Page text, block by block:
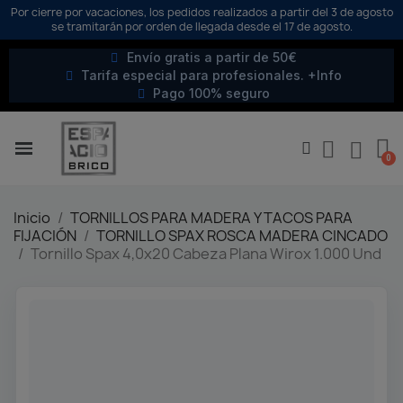
Por cierre por vacaciones, los pedidos realizados a partir del 3 de agosto
se tramitarán por orden de llegada desde el 17 de agosto.
Envío gratis a partir de 50€
Tarifa especial para profesionales. +Info
Pago 100% seguro
Inicio
TORNILLOS PARA MADERA Y TACOS PARA
FIJACIÓN
TORNILLO SPAX ROSCA MADERA CINCADO
Tornillo Spax 4,0x20 Cabeza Plana Wirox 1.000 Und